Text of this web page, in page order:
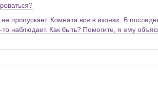
пропускает. Комната вся в иконах. В
то наблюдает. Как быть? Помогите, я ему